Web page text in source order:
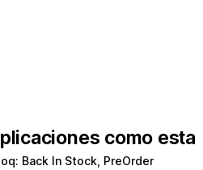
como esta
Back In Stock, PreOrder